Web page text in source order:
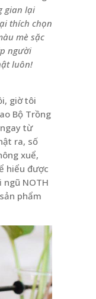
gian lại
thích chọn
mè sặc
người
luôn!
giờ tôi
Bộ Trồng
từ
ra, số
xuể,
hiểu được
NOTH
phẩm